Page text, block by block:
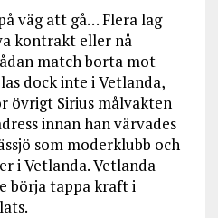
väg att gå… Flera lag
kontrakt eller nå
match borta mot
dock inte i Vetlanda,
övrigt Sirius målvakten
innan han värvades
som moderklubb och
i Vetlanda. Vetlanda
börja tappa kraft i